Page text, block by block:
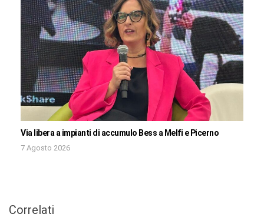
Via libera a impianti di accumulo Bess a Melfi e Picerno
7 Agosto 2026
Correlati